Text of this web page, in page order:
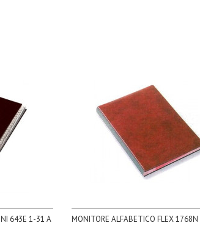
643E 1-31 A
MONITORE ALFABETICO FLEX